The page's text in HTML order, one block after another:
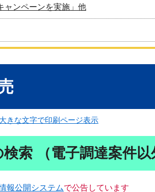
ャンペーンを実施」他
大きな文字で印刷ページ表示
索 （電子調達案件以
報公開システムで公告しています